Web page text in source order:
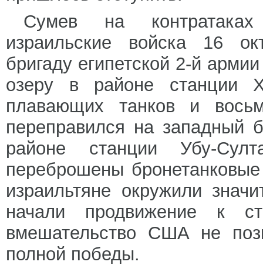
Сумев на
израильские войска 16
бригаду египетской 2-й
озеру в районе станции
плавающих танков и
переправился на западный
районе станции Убу-
переброшены
израильтяне окружили
начали продвижение к
вмешательство США не
полной победы.